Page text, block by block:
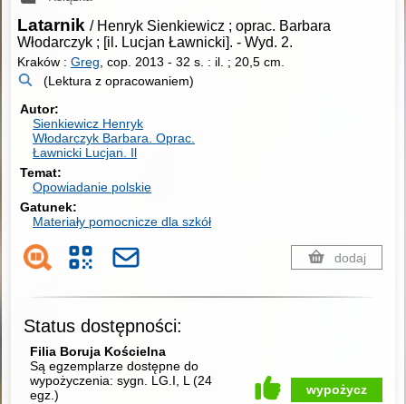
Latarnik / Henryk Sienkiewicz ; oprac. Barbara
Włodarczyk ; [il. Lucjan Ławnicki]. - Wyd. 2.
Kraków : Greg , cop. 2013 - 32 s. : il. ; 20,5 cm.
(Lektura z opracowaniem)
Autor
Sienkiewicz Henryk
Włodarczyk Barbara.Oprac.
Ławnicki Lucjan. Il
Temat
Opowiadanie polskie
Gatunek
Materiały pomocnicze dla szkół
dodaj
Status dostępności:
Filia Boruja Kościelna
Są egzemplarze dostępne do
wypożyczenia:sygn. LG.I, L(24
egz.) wypożycz